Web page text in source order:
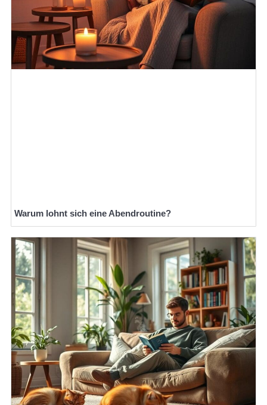
Warum lohnt sich eine Abendroutine?